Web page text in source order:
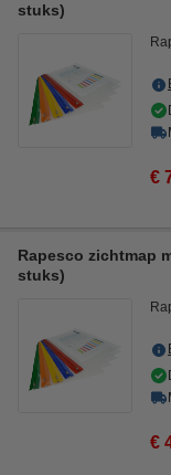
stuks)
€
Rapesco zichtmap
stuks)
€